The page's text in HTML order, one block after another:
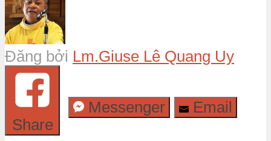
Đăng bởi Lm.Giuse Lê Quang Uy
Share
Messenger Email